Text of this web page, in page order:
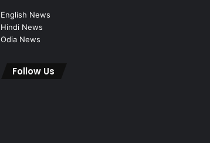
English News
Hindi News
Odia News
Follow Us